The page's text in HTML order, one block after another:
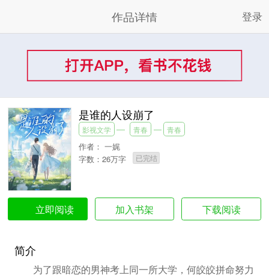
作品详情 登录
是谁的人设崩了
影视文学 青春 青春
作者： 一娓
字数：26万字
已完结
立即阅读 加入书架 下载阅读
简介
为了跟暗恋的男神考上同一所大学，何皎皎拼命努力